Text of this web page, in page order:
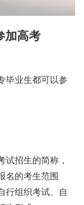
加高考
毕业生都可以参
试招生的简称，
名的考生范围
行组织考试、自